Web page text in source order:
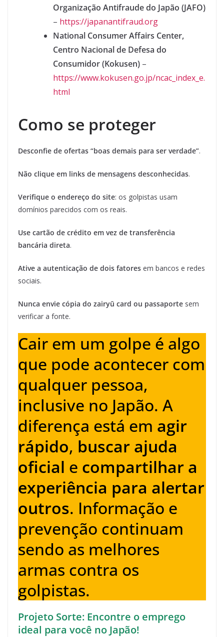
Organização Antifraude do Japão (JAFO)
– https://japanantifraud.org
National Consumer Affairs Center,
Centro Nacional de Defesa do
Consumidor (Kokusen) –
https://www.kokusen.go.jp/ncac_index_e.
html
Como se proteger
Desconfie de ofertas “boas demais para ser verdade”.
Não clique em links de mensagens desconhecidas.
Verifique o endereço do site: os golpistas usam
domínios parecidos com os reais.
Use cartão de crédito em vez de transferência
bancária direta.
Ative a autenticação de dois fatores em bancos e redes
sociais.
Nunca envie cópia do zairyū card ou passaporte sem
verificar a fonte.
Cair em um golpe é algo
que pode acontecer com
qualquer pessoa,
inclusive no Japão. A
diferença está em agir
rápido, buscar ajuda
oficial e compartilhar a
experiência para alertar
outros. Informação e
prevenção continuam
sendo as melhores
armas contra os
golpistas.
Projeto Sorte: Encontre o emprego
ideal para você no Japão!